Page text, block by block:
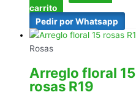
carrito
Pedir por Whatsapp
Rosas
Arreglo floral 15
rosas R19